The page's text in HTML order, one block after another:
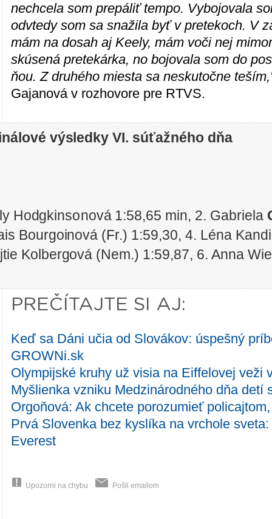
nechcela som prepáliť tempo. Vybojovala
odvtedy som sa snažila byť v pretekoch. V
mám na dosah aj Keely, mám voči nej
skúsená pretekárka, no bojovala som do
ňou. Z druhého miesta sa neskutočne
Gajanová v rozhovore pre RTVS.
výsledky VI. súťažného dňa
Hodgkinsonová 1:58,65 min, 2. Gabriela
Bourgoinová (Fr.) 1:59,30, 4. Léna
Kolbergová (Nem.) 1:59,87, 6. Anna
PREČÍTAJTE SI AJ:
Keď sa Dáni učia od Slovákov: úspešný
GROWNi.sk
Olympijské kruhy už visia na Eiffelovej veži
Myšlienka vzniku Medzinárodného dňa detí
Orgoňová: Ak chcete porozumieť
Prvá Slovenka bez kyslíka na vrchole
Everest
Upozorni na chybu Pošli emailom